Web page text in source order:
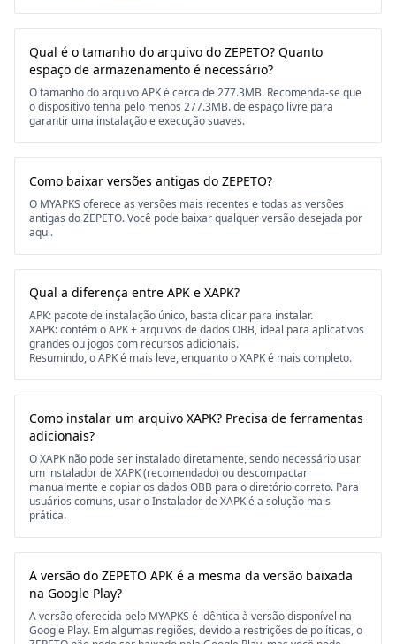
Qual é o tamanho do arquivo do ZEPETO? Quanto
espaço de armazenamento é necessário?
O tamanho do arquivo APK é cerca de 277.3MB. Recomenda-se que
o dispositivo tenha pelo menos 277.3MB. de espaço livre para
garantir uma instalação e execução suaves.
Como baixar versões antigas do ZEPETO?
O MYAPKS oferece as versões mais recentes e todas as versões
antigas do ZEPETO. Você pode baixar qualquer versão desejada por
aqui.
Qual a diferença entre APK e XAPK?
APK: pacote de instalação único, basta clicar para instalar.
XAPK: contém o APK + arquivos de dados OBB, ideal para aplicativos
grandes ou jogos com recursos adicionais.
Resumindo, o APK é mais leve, enquanto o XAPK é mais completo.
Como instalar um arquivo XAPK? Precisa de ferramentas
adicionais?
O XAPK não pode ser instalado diretamente, sendo necessário usar
um instalador de XAPK (recomendado) ou descompactar
manualmente e copiar os dados OBB para o diretório correto. Para
usuários comuns, usar o Instalador de XAPK é a solução mais
prática.
A versão do ZEPETO APK é a mesma da versão baixada
na Google Play?
A versão oferecida pelo MYAPKS é idêntica à versão disponível na
Google Play. Em algumas regiões, devido a restrições de políticas, o